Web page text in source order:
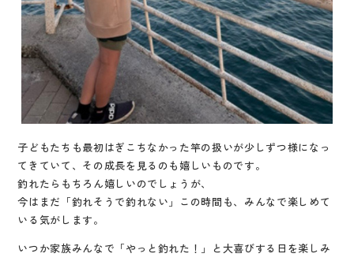
子どもたちも最初はぎこちなかった竿の扱いが少しずつ様になっ
てきていて、その成長を見るのも嬉しいものです。
釣れたらもちろん嬉しいのでしょうが、
今はまだ「釣れそうで釣れない」この時間も、みんなで楽しめて
いる気がします。
いつか家族みんなで「やっと釣れた！」と大喜びする日を楽しみ